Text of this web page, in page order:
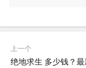
上一个